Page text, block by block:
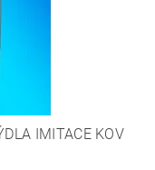
IMITACE KOV